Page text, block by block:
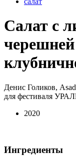
Салат с
Денис Голиков,
для фестиваля
2020
Ингредиенты